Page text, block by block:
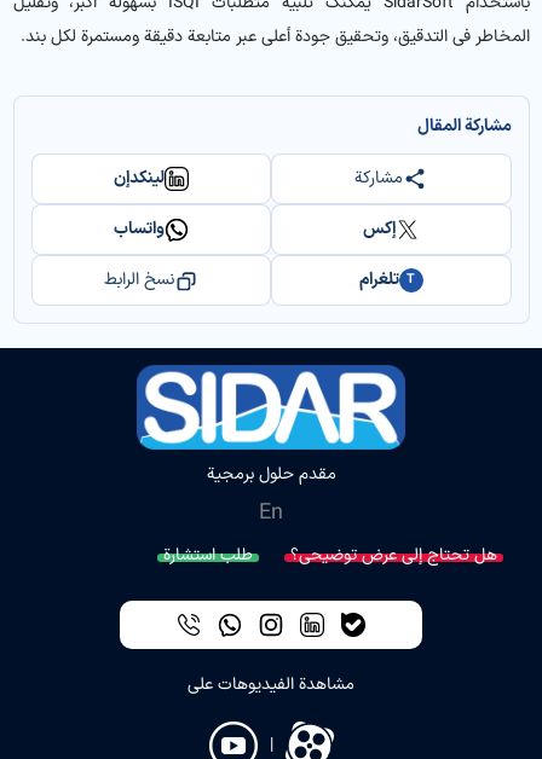
المخاطر في التدقيق، وتحقيق جودة أعلى عبر متابعة دقيقة ومستمرة لكل بند.
مشاركة المقال
مشاركة
لينكدإن
إكس
واتساب
T تلغرام نسخ الرابط
مقدم حلول برمجية
En
هل تحتاج إلى عرض توضيحي؟ طلب استشارة
مشاهدة الفيديوهات على
|